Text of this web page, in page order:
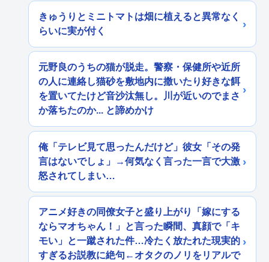
きゅうりとミニトマトは畑に植えると異常なく
らいに実が付く
元野良のうちの猫が脱走。警察・保健所や近所
の人に連絡し猫砂を敷地内に撒いたり好きな餌
を置いてたけど音沙汰無し。川が近いのでまさ
か落ちたのか... と諦めかけ
俺「テレビ見て思ったんだけど」彼女「その発
言はないでしょ」→何気なく言った一言で大激
怒されてしまい…
アニメ好きの同僚女子と盛り上がり「嫁にする
ならマオちゃん！」と言った瞬間、真顔で「キ
モい」と一蹴された件…冷たく放たれた現実的
すぎるお説教に絶句←オタクのノリをリアルで